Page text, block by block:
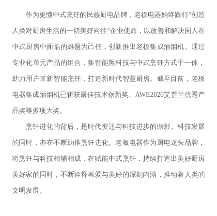
作为更懂中式烹饪的民族厨电品牌，老板电器始终践行“创造
人类对厨房生活的一切美好向往”企业使命，以改善和解决国人在
中式厨房中面临的难题为己任，创新推出老板集成油烟机。通过
专业化单元产品的组合，集智能黑科技与中式烹饪方式于一体，
助力用户革新智能烹饪，打造新时代智慧厨房。截至目前，老板
电器集成油烟机已斩获最佳技术创新奖、AWE2020艾普兰优秀产
品奖等多项大奖。
烹饪进化的背后，是时代变迁与科技进步的缩影。科技发展
的同时，亦在不断助推烹饪进化。老板电器作为厨电龙头品牌，
将烹饪与科技相辅相成，在赋能中式烹饪，持续打造出美好厨房
美好家的同时，不断诠释着爱与美好的深刻内涵，推动着人类的
文明发展。